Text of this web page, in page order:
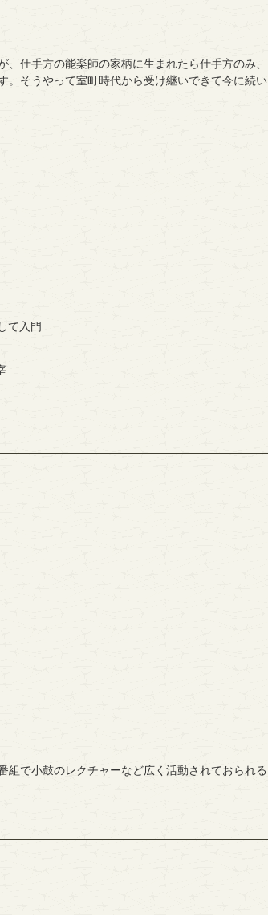
仕手方の能楽師の家柄に生まれたら仕手方のみ、
。そうやって室町時代から受け継いできて今に続い
て入門
組で小鼓のレクチャーなど広く活動されておられる